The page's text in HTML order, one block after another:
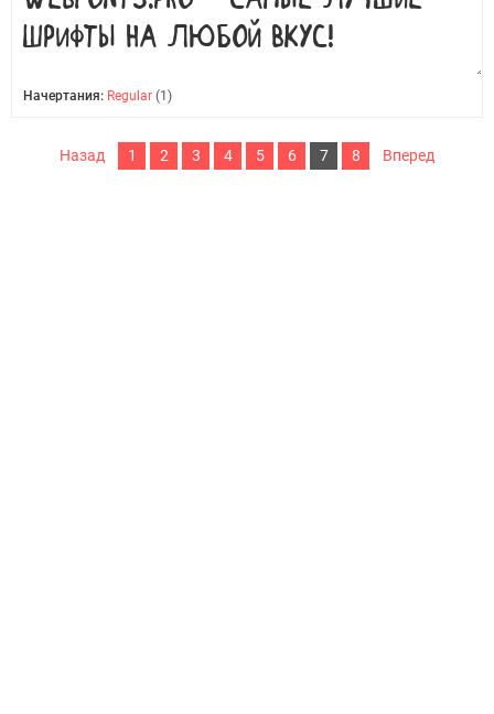
Начертания: Regular (1)
Назад 1 2 3 4 5 6 7 8 Вперед